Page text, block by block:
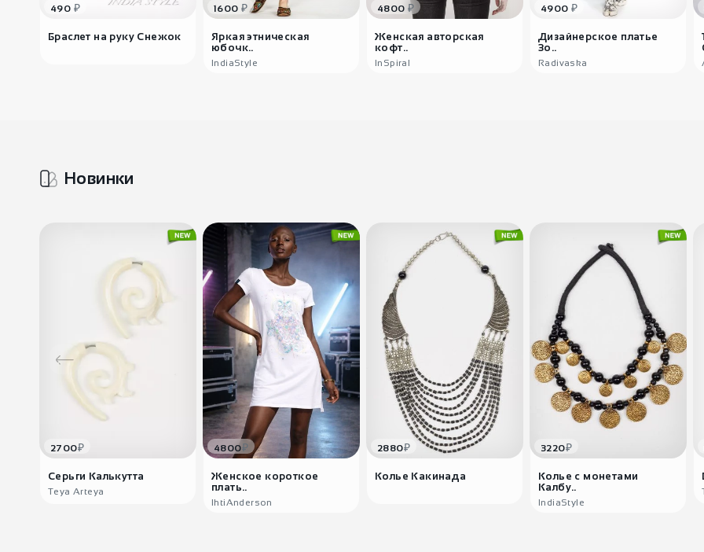
490 ₽
Браслет на руку Снежок
1600 ₽
Яркая этническая
юбочк..
IndiaStyle
4800 ₽
Женская авторская
кофт..
InSpiral
4900 ₽
Дизайнерское платье
Зо..
Radivaska
Новинки
2700₽
Серьги Калькутта
Teya Arteya
4800₽
Женское короткое
плать..
IhtiAnderson
2880₽
Колье Какинада
3220₽
Колье с монетами
Калбу..
IndiaStyle